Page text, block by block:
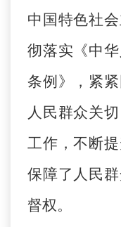
中国特色社
彻落实《中
条例》，紧
人民群众关
工作，不断
保障了人民
督权。